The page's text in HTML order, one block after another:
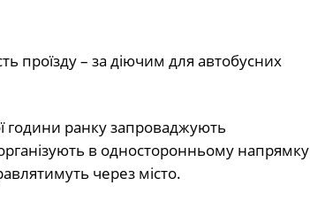
проїзду – за діючим для автобусних
години ранку запроваджують
в односторонньому напрямку
через місто.